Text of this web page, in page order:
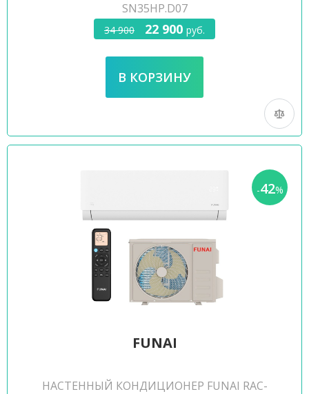
SN35HP.D07
34 900 22 900 руб.
-42%
FUNAI
НАСТЕННЫЙ КОНДИЦИОНЕР FUNAI RAC-